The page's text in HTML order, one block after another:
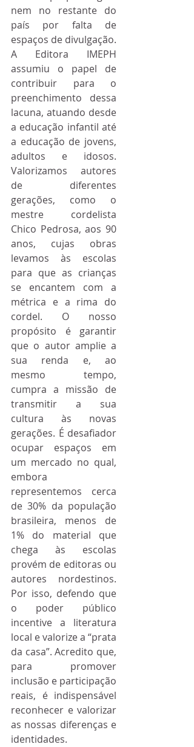
nem no restante do
país por falta de
espaços de divulgação.
A Editora IMEPH
assumiu o papel de
contribuir para o
preenchimento dessa
lacuna, atuando desde
a educação infantil até
a educação de jovens,
adultos e idosos.
Valorizamos autores
de diferentes
gerações, como o
mestre cordelista
Chico Pedrosa, aos 90
anos, cujas obras
levamos às escolas
para que as crianças
se encantem com a
métrica e a rima do
cordel. O nosso
propósito é garantir
que o autor amplie a
sua renda e, ao
mesmo tempo,
cumpra a missão de
transmitir a sua
cultura às novas
gerações. É desafiador
ocupar espaços em
um mercado no qual,
embora
representemos cerca
de 30% da população
brasileira, menos de
1% do material que
chega às escolas
provém de editoras ou
autores nordestinos.
Por isso, defendo que
o poder público
incentive a literatura
local e valorize a “prata
da casa”. Acredito que,
para promover
inclusão e participação
reais, é indispensável
reconhecer e valorizar
as nossas diferenças e
identidades.